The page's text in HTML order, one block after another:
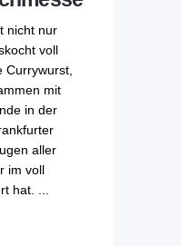
nicht nur
voll
Currywurst,
mit
in der
aller
im voll
hat. ...